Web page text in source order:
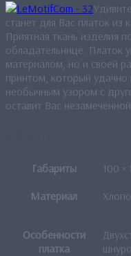
станет для Вас платок из
Приятная ткань изделия
обладательнице. Платок
материалом, но и своей
принтом, который удачно
необычным узором с
оставит Вас
Габариты
100 ×
Материал
Особенности
платка